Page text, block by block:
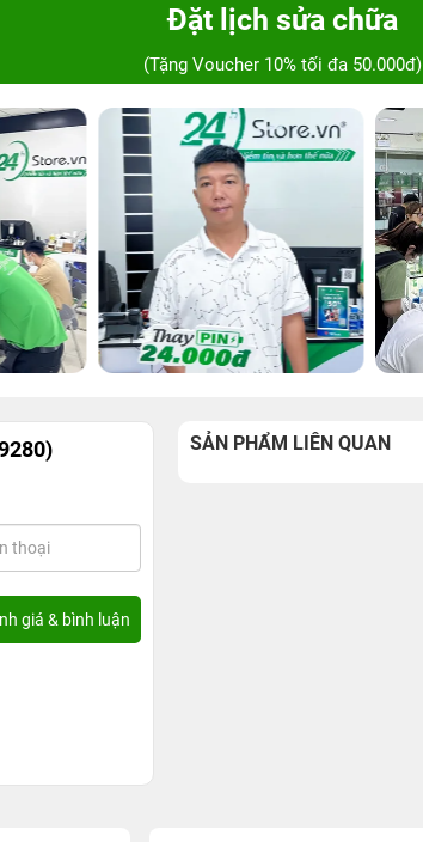
Đặt lịch sửa chữa
(Tặng Voucher 10% tối đa 50.000đ)
SẢN PHẨM LIÊN QUAN